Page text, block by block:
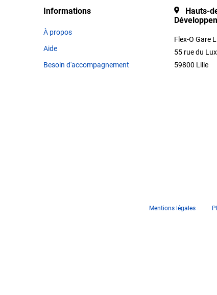
Informations
À propos
Aide
Besoin d'accompagnement
Hauts-
Flex-O Gare
55 rue du
59800 Lille
Mentions légales